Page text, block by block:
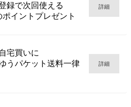
録で次回使える
ポイントプレゼント
詳細
宅買いに
うパケット送料一律
詳細